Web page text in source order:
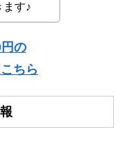
ます♪
の
ちら